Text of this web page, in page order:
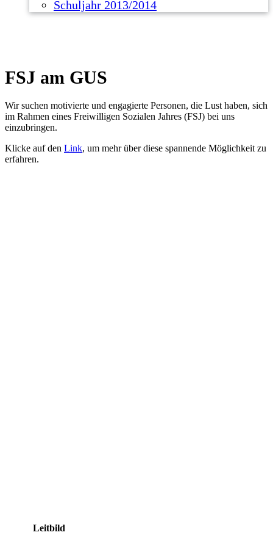
Schuljahr 2013/2014
FSJ am GUS
Wir suchen motivierte und engagierte Personen, die Lust haben, sich
im Rahmen eines Freiwilligen Sozialen Jahres (FSJ) bei uns
einzubringen.
Klicke auf den Link, um mehr über diese spannende Möglichkeit zu
erfahren.
Leitbild